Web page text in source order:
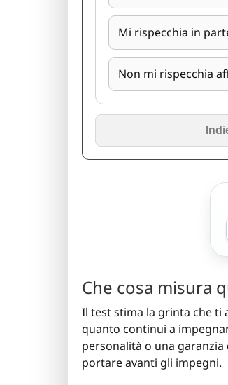
Mi rispecchia in
Non mi rispecchia
Che cosa misura
Il test stima la grinta che ti
quanto continui a
personalità o una
portare avanti gli impegni.